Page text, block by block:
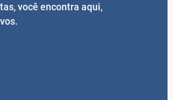
você encontra aqui,